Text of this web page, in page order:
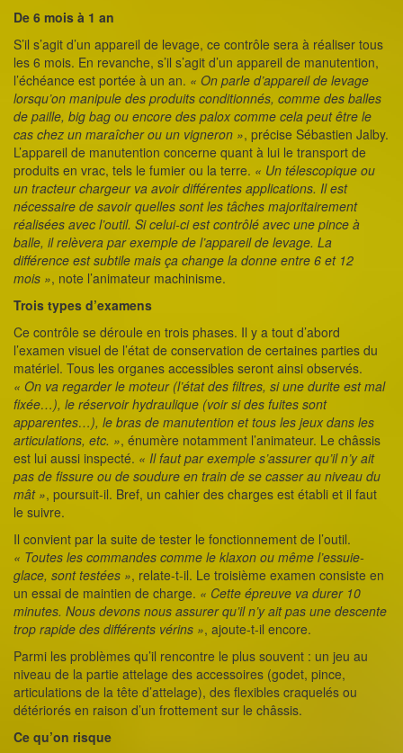
De 6 mois à 1 an
S’il s’agit d’un appareil de levage, ce contrôle sera à réaliser tous
les 6 mois. En revanche, s’il s’agit d’un appareil de manutention,
l’échéance est portée à un an. « On parle d’appareil de levage
lorsqu’on manipule des produits conditionnés, comme des balles
de paille, big bag ou encore des palox comme cela peut être le
cas chez un maraîcher ou un vigneron », précise Sébastien Jalby.
L’appareil de manutention concerne quant à lui le transport de
produits en vrac, tels le fumier ou la terre. « Un télescopique ou
un tracteur chargeur va avoir différentes applications. Il est
nécessaire de savoir quelles sont les tâches majoritairement
réalisées avec l’outil. Si celui-ci est contrôlé avec une pince à
balle, il relèvera par exemple de l’appareil de levage. La
différence est subtile mais ça change la donne entre 6 et 12
mois », note l’animateur machinisme.
Trois types d’examens
Ce contrôle se déroule en trois phases. Il y a tout d’abord
l’examen visuel de l’état de conservation de certaines parties du
matériel. Tous les organes accessibles seront ainsi observés.
« On va regarder le moteur (l’état des filtres, si une durite est mal
fixée…), le réservoir hydraulique (voir si des fuites sont
apparentes…), le bras de manutention et tous les jeux dans les
articulations, etc. », énumère notamment l’animateur. Le châssis
est lui aussi inspecté. « Il faut par exemple s’assurer qu’il n’y ait
pas de fissure ou de soudure en train de se casser au niveau du
mât », poursuit-il. Bref, un cahier des charges est établi et il faut
le suivre.
Il convient par la suite de tester le fonctionnement de l’outil.
« Toutes les commandes comme le klaxon ou même l’essuie-
glace, sont testées », relate-t-il. Le troisième examen consiste en
un essai de maintien de charge. « Cette épreuve va durer 10
minutes. Nous devons nous assurer qu’il n’y ait pas une descente
trop rapide des différents vérins », ajoute-t-il encore.
Parmi les problèmes qu’il rencontre le plus souvent : un jeu au
niveau de la partie attelage des accessoires (godet, pince,
articulations de la tête d’attelage), des flexibles craquelés ou
détériorés en raison d’un frottement sur le châssis.
Ce qu’on risque